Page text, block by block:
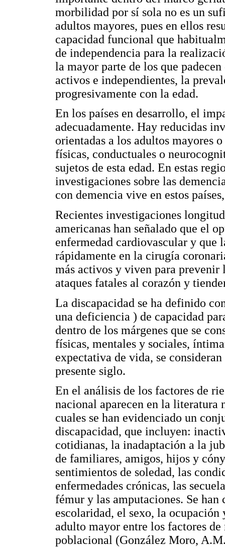
morbilidad por sí sola no es un
adultos mayores, pues en ellos
capacidad funcional que
de independencia para la
la mayor parte de los que
activos e independientes, la
progresivamente con la edad.
En los países en desarrollo, el
adecuadamente. Hay reducidas
orientadas a los adultos mayores
físicas, conductuales o
sujetos de esta edad. En estas
investigaciones sobre las
con demencia vive en estos
Recientes investigaciones
americanas han señalado que el
enfermedad cardiovascular y que
rápidamente en la cirugía
más activos y viven para prevenir
ataques fatales al corazón y
La discapacidad se ha definido
una deficiencia ) de capacidad
dentro de los márgenes que se
físicas, mentales y sociales,
expectativa de vida, se
presente siglo.
En el análisis de los factores de
nacional aparecen en la literatura
cuales se han evidenciado un
discapacidad, que incluyen:
cotidianas, la inadaptación a la
de familiares, amigos, hijos y
sentimientos de soledad, las
enfermedades crónicas, las
fémur y las amputaciones. Se
escolaridad, el sexo, la
adulto mayor entre los factores
poblacional (González Moro,